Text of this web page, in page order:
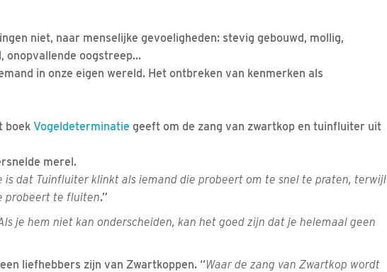
niet, naar menselijke gevoeligheden: stevig gebouwd, mollig,
onopvallende oogstreep…
in onze eigen wereld. Het ontbreken van kenmerken als
boek Vogeldeterminatie geeft om de zang van zwartkop en tuinfluiter uit
merel.
is dat Tuinfluiter klinkt als iemand die probeert om te snel te praten, terwijl
probeert te fluiten.”
je hem niet kan onderscheiden, kan het goed zijn dat je helemaal geen
liefhebbers zijn van Zwartkoppen. “Waar de zang van Zwartkop wordt